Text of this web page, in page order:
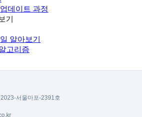
데이트 과정
기
알아보기
고리즘
2023-서울마포-2391호